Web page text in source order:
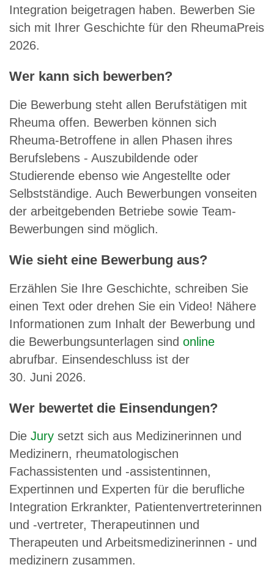
Integration beigetragen haben. Bewerben Sie
sich mit Ihrer Geschichte für den RheumaPreis
2026.
Wer kann sich bewerben?
Die Bewerbung steht allen Berufstätigen mit
Rheuma offen. Bewerben können sich
Rheuma-Betroffene in allen Phasen ihres
Berufslebens - Auszubildende oder
Studierende ebenso wie Angestellte oder
Selbstständige. Auch Bewerbungen vonseiten
der arbeitgebenden Betriebe sowie Team-
Bewerbungen sind möglich.
Wie sieht eine Bewerbung aus?
Erzählen Sie Ihre Geschichte, schreiben Sie
einen Text oder drehen Sie ein Video! Nähere
Informationen zum Inhalt der Bewerbung und
die Bewerbungsunterlagen sind online
abrufbar. Einsendeschluss ist der
30. Juni 2026.
Wer bewertet die Einsendungen?
Die Jury setzt sich aus Medizinerinnen und
Medizinern, rheumatologischen
Fachassistenten und -assistentinnen,
Expertinnen und Experten für die berufliche
Integration Erkrankter, Patientenvertreterinnen
und -vertreter, Therapeutinnen und
Therapeuten und Arbeitsmedizinerinnen - und
medizinern zusammen.